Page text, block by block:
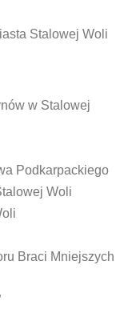
Stalowej Woli
w Stalowej
Podkarpackiego
Woli
Braci Mniejszych